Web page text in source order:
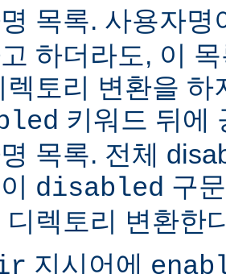
목록. 사용자
하더라도, 이
렉토리 변환을
키워드 뒤에
목록. 전체
disabled 구
디렉토리 변환한
지시어에